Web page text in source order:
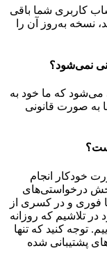
کاربری شما باقی
نسخه به‌روز آن را
نمی‌شود؟
می‌شود که ما خود به
به صورت قانونی
خودکار انجام
درخواستی‌های
فوری و در کسری از
در تلاشیم که روزانه
توجه کنید که تنها
پشتیبانی شده